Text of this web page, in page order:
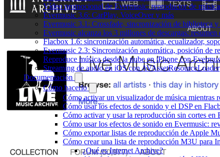
Vídeo promocional de Evermusic: reproductor de
Evermusic 3.6: CarPlay, VoiceOver y más
Evermusic 3.1: Crossfade, sincronización de biblioteca
Evermusic alcanza los 3 millones de descargas: resumen
Flacbox 1.6: sincronización automática, ecualizador,
Evermusic 2.3: Sincronización automática, posición de
Reproduce música desde la nube en iPhone con
Streaming de audio en iOS con AVAssetResourceLoader
Documentación
Cómo hacerlo
Cómo activar un visualizador de música mientras
Cómo usar los efectos de sonido y el DSP en
Cómo activar y usar la reproducción sin cortes en
Cómo usar los efectos de sonido en Evermusic:
Cómo exportar listas de reproducción de Apple
Cómo crear una lista de reproducción M3U para
¿Qué es Internet Archive?